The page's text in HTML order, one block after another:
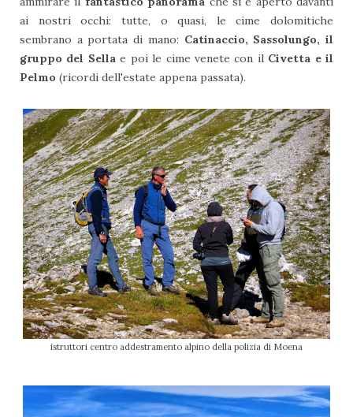
ai nostri occhi: tutte, o quasi, le cime dolomitiche
sembrano a portata di mano: Catinaccio, Sassolungo, il
gruppo del Sellae poi le cime venete con il Civetta e il
Pelmo (ricordi dell'estate appena passata).
istruttori centro addestramento alpino della polizia di Moena